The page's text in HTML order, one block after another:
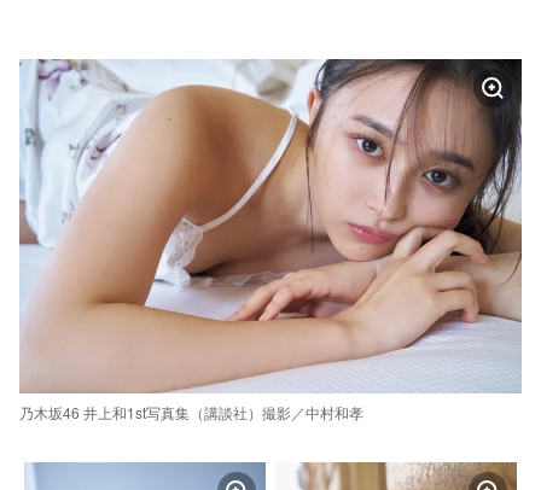
乃木坂46 井上和1st写真集（講談社）撮影／中村和孝